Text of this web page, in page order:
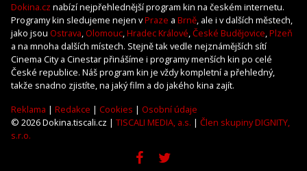
Dokina.cz nabízí nejpřehlednější program kin na českém internetu.
Programy kin sledujeme nejen vPraze a Brně, ale i v dalších městech,
jako jsou Ostrava, Olomouc,Hradec Králové,České Budějovice,Plzeň
a na mnoha dalších místech. Stejně tak vedle nejznámějších sítí
Cinema City a Cinestar přinášíme i programy menších kin po celé
České republice. Náš program kin je vždy kompletní a přehledný,
takže snadno zjistíte, na jaký film a do jakého kina zajít.
Reklama | Redakce | Cookies | Osobní údaje
© 2026 Dokina.tiscali.cz | TISCALI MEDIA, a.s. | Člen skupiny DIGNITY,
s.r.o.